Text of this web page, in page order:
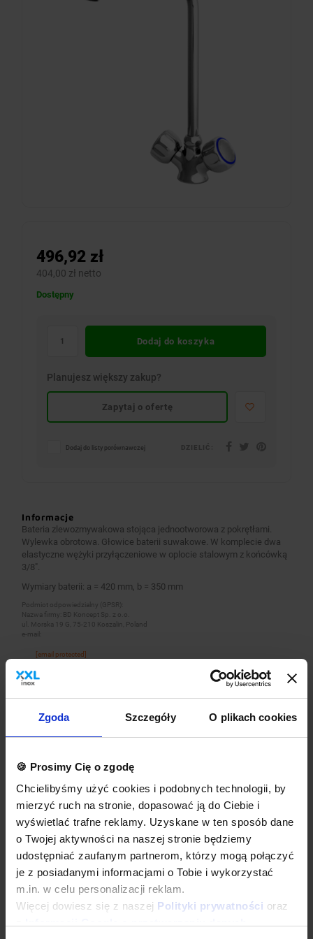
Zgoda Szczegóły O plikach cookies
🍪 Prosimy Cię o zgodę
Chcielibyśmy użyć cookies i podobnych technologii, by
mierzyć ruch na stronie, dopasować ją do Ciebie i
wyświetlać trafne reklamy. Uzyskane w ten sposób dane
o Twojej aktywności na naszej stronie będziemy
udostępniać zaufanym partnerom, którzy mogą połączyć
je z posiadanymi informacjami o Tobie i wykorzystać
m.in. w celu personalizacji reklam.
Więcej dowiesz się z naszej Polityki prywatności oraz
496,92 zł
404,00 zł netto
Dostępny
Dodaj do koszyka
Planujesz większy zakup?
Zapytaj o ofertę
Dodaj do listy porównawczej
Informacje
Bateria zlewozmywakowa stojąca jednootworowa z pokrętłami.
Wylewka obrotowa. Głowice baterii suwakowe. W komplecie dwa
elastyczne wężyki przyłączeniowe w oplocie stalowym z końcówką
3/8″.
Wymiary baterii: a = 420 mm, b = 350 mm
Podmiot odpowiedzialny (GPSR):
Nazwa firmy: BD Koncept Sp. z o.o.
ul. Morska 19 G, 75-210 Koszalin, Poland
e-mail:
[email protected]
Bateria zlewozmywakowa stojąca jednootworowa z pokrętłami
i obrotową wylewką 350 mm, wysokość 420 mm + Ręczniki